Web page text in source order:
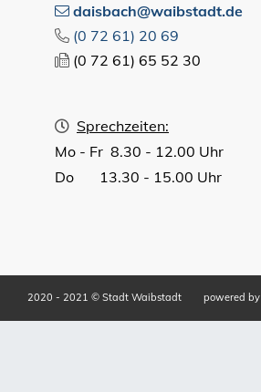
daisbach@waibstadt.de
(0 72 61) 20 69
(0 72 61) 65 52 30
Sprechzeiten:
Mo - Fr 8.30 - 12.00 Uhr
Do 13.30 - 15.00 Uhr
2020 - 2021 © Stadt Waibstadt powered by